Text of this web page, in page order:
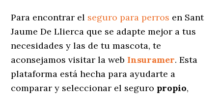
Para encontrar el seguro para perros en Sant
Jaume De Llierca que se adapte mejor a tus
necesidades y las de tu mascota, te
aconsejamos visitar la web Insuramer. Esta
plataforma está hecha para ayudarte a
comparar y seleccionar el seguro propio,